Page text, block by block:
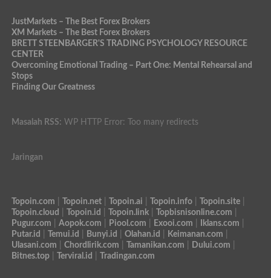
JustMarkets – The Best Forex Brokers
XM Markets – The Best Forex Brokers
BRETT STEENBARGER'S TRADING PSYCHOLOGY RESOURCE
CENTER
Overcoming Emotional Trading – Part One: Mental Rehearsal and
Stops
Finding Our Greatness
Masalah RSS: WP HTTP Error: Too many redirects
Jaringan
Topoin.com Topoin.net| Topoin.ai Topoin.info| Topoin.site|
Topoin.cloud
Topoin.id Topoin.link| Topbisnisonline.com
Pugur.com
Aopok.com Piool.com Exooi.com Iklans.com
Putar.id
Temui.id Bunyi.id Olahan.id Keimanan.com
Ulasani.com
Chordlirik.com Tamanikan.com Dului.com
Bitnes.top| Terviral.id Tradingan.com